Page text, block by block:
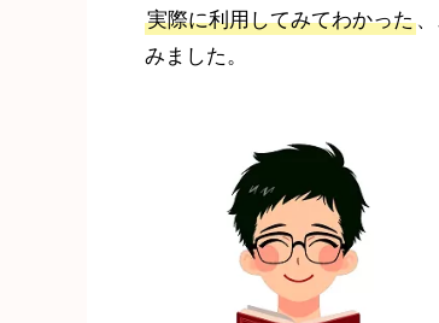
実際に利用してみてわかった、
みました。